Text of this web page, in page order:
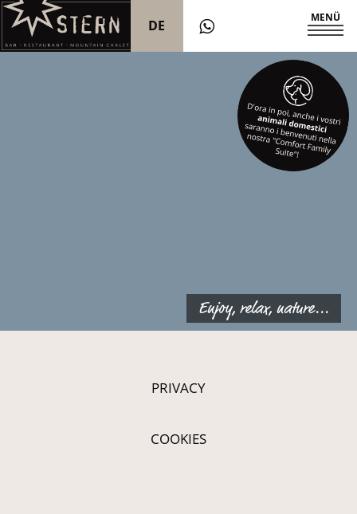
DE MENÜ
Enjoy, relax, nature...
PRIVACY
COOKIES